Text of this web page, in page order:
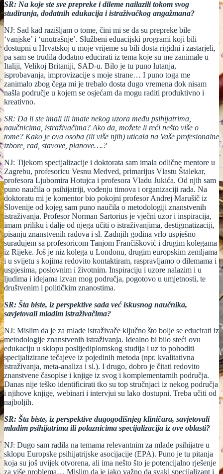
SR: Na koje ste sve prepreke i dileme nailazili tokom svog
studiranja, dodatnih edukacija i istraživačkog angažmana?
NJ: Sad kad razišljam o tome, čini mi se da su prepreke bile
‘vanjske’ i ‘unutrašnje’. Službeni eduacijski programi koji bili
dostupni u Hrvatskoj u moje vrijeme su bili dosta rigidni i zastarjeli,
pa sam se trudila dodatno educirati iz tema koje su me zanimale u
Italiji, Velikoj Britaniji, SAD-u. Bilo je tu puno lutanja,
isprobavanja, improvizacije s moje strane… I puno toga me
zanimalo zbog čega mi je trebalo dosta dugo vremena dok nisam
našla područje u kojem se osjećam da mogu raditi produktivno i
kreativno.
SR: Da li ste imali ili imate nekog uzora među psihijatrima,
naučnicima, istraživačima? Ako da, možete li reći nešto više o
tome? Kako je ova osoba (ili više njih) uticala na Vaše profesionalne
izbore, rad, stavove, planove….?
NJ: Tijekom specijalizacije i doktorata sam imala odlične mentore u
Zagrebu, profesoricu Vesnu Medved, primarijus Vlastu Štalekar,
profesora Ljubomira Hotujca i profesora Vladu Jukića. Od njih sam
puno naučila o psihijatriji, vođenju timova i organizaciji rada. Na
doktoratu mi je komentor bio pokojni profesor Andrej Marušič iz
Slovenije od kojeg sam puno naučila o metodologiji znanstvenih
istraživanja. Profesor Norman Sartorius je vječni uzor i inspiracija,
imam priliku i dalje od njega učiti o istraživanjima, destigmatizaciji,
pisanju znanstvenih radova i sl. Zadnjih godina vrlo uspješno
surađujem sa profesoricom Tanjom Frančišković i drugim kolegama
iz Rijeke. Još je niz kolega u Londonu, drugim europskim zemljama
i u svijetu s kojima redovito kontaktiram, raspravljamo o dilemama i
uspjesima, poslovnim i životnim. Inspiraciju i uzore nalazim i u
ljudima i idejama izvan mog područja, pogotovo u umjetnosti, te
društvenim i političkim znanostima.
SR: Šta biste, iz perspektive sada već iskusnog naučnika,
savjetovali mladim istraživačima?
NJ: Mislim da je za mlade istraživače ključno što bolje se educirati iz
metodologije znanstvenih istraživanja. Idealno bi bilo steći ovu
edukaciju u sklopu poslijediplomskog studija i uz to pohoditi
specijalizirane tečajeve iz pojedinih metoda (npr. kvalitativna
istraživanja, meta-analiza i sl.). I drugo, dobro je čitati redovito
znanstvene časopise i knjige iz svog i komplementarnih područja.
Danas nije teško identificirati tko su top stručnjaci iz nekog područja
i njihove knjige, webinari i intervjui su lako dostupni. Treba učiti od
najboljih.
SR: Šta biste, iz perspektive dugogodišnjeg kliničara, savjetovali
mladim psihijatrima ili polaznicima specijalizacija iz ove oblasti?
NJ: Dugo sam radila na temama relevantnim za mlade psihijatre u
sklopu Europske psihijatrijske asocijacije (EPA). Puno je tu pitanja
koja su još uvijek otvorena, ali ima nešto što je potencijalno rješenje
za više problema… Mislim da je jako važno da svaki specijalizant i